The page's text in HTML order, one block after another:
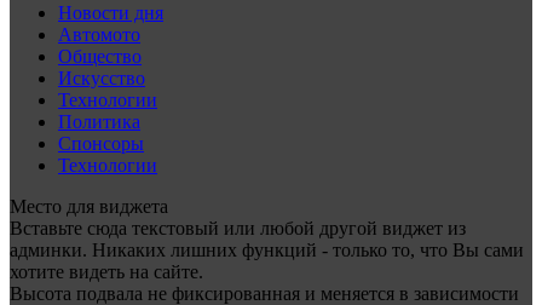
Новости дня
Автомото
Общество
Искусство
Технологии
Политика
Спонсоры
Технологии
Место для виджета
Вставьте сюда текстовый или любой другой виджет из
админки. Никаких лишних функций - только то, что Вы сами
хотите видеть на сайте.
Высота подвала не фиксированная и меняется в зависимости